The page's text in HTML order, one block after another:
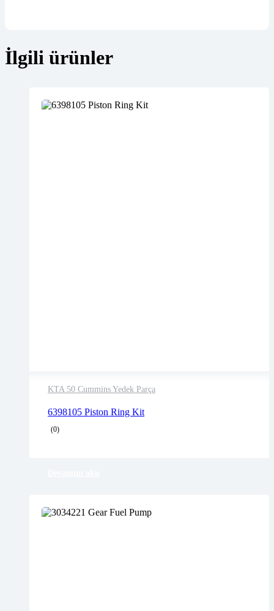
İlgili ürünler
KTA 50 Cummins Yedek Parça
6398105 Piston Ring Kit
(0)
2 years warranty
Delivery time: 1-2 business days